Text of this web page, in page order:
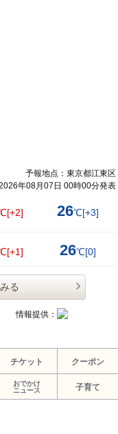
予報地点：東京都江東区
年08月07日 00時00分発表
[+2] 26℃[+3]
[+1] 26℃[0]
る
情報提供：
チケット クーポン
おでかけ
ニュース
子育て